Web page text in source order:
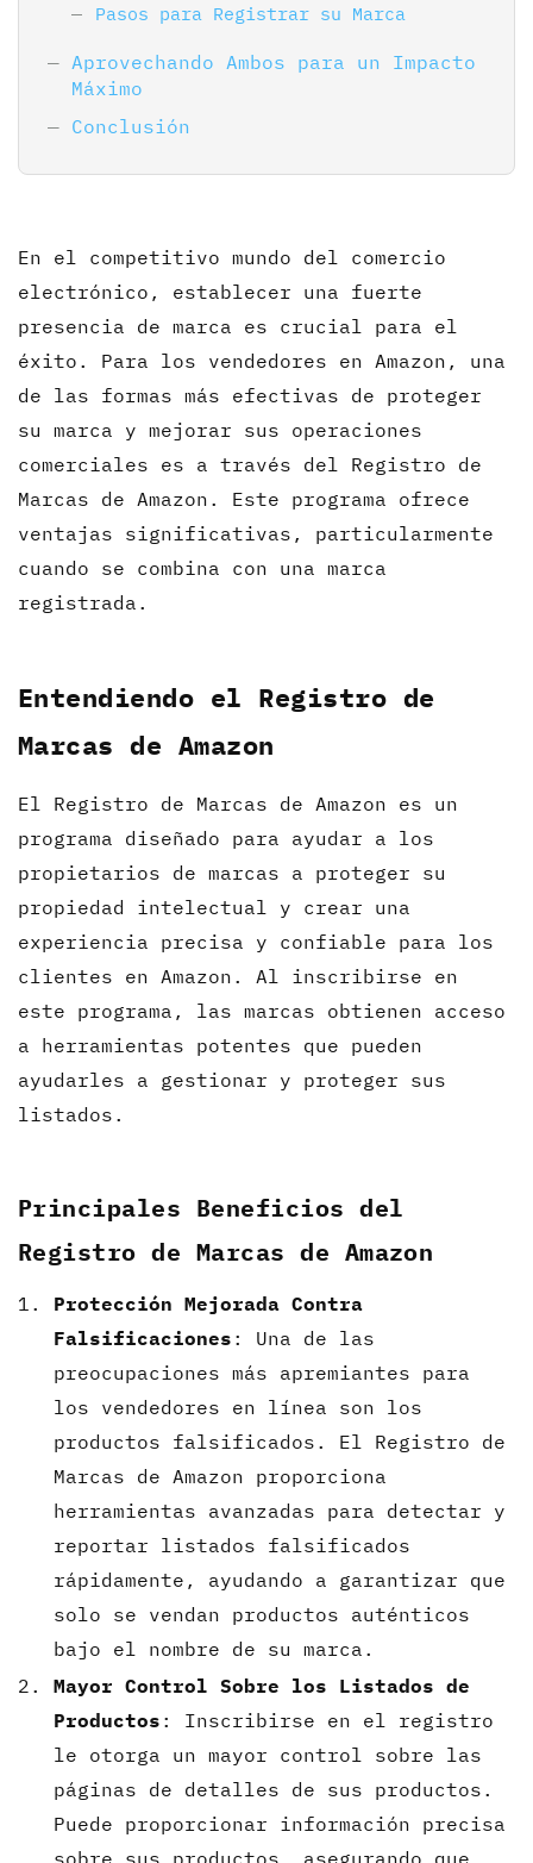
Pasos para Registrar su Marca
Aprovechando Ambos para un Impacto
Máximo
Conclusión
En el competitivo mundo del comercio
electrónico, establecer una fuerte
presencia de marca es crucial para el
éxito. Para los vendedores en Amazon, una
de las formas más efectivas de proteger
su marca y mejorar sus operaciones
comerciales es a través del Registro de
Marcas de Amazon. Este programa ofrece
ventajas significativas, particularmente
cuando se combina con una marca
registrada.
Entendiendo el Registro de
Marcas de Amazon
El Registro de Marcas de Amazon es un
programa diseñado para ayudar a los
propietarios de marcas a proteger su
propiedad intelectual y crear una
experiencia precisa y confiable para los
clientes en Amazon. Al inscribirse en
este programa, las marcas obtienen acceso
a herramientas potentes que pueden
ayudarles a gestionar y proteger sus
listados.
Principales Beneficios del
Registro de Marcas de Amazon
Protección Mejorada Contra
Falsificaciones : Una de las
preocupaciones más apremiantes para
los vendedores en línea son los
productos falsificados. El Registro de
Marcas de Amazon proporciona
herramientas avanzadas para detectar y
reportar listados falsificados
rápidamente, ayudando a garantizar que
solo se vendan productos auténticos
bajo el nombre de su marca.
Mayor Control Sobre los Listados de
Productos : Inscribirse en el registro
le otorga un mayor control sobre las
páginas de detalles de sus productos.
Puede proporcionar información precisa
sobre sus productos, asegurando que